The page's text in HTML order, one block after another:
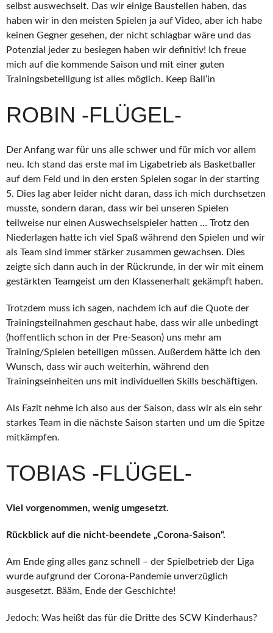
selbst auswechselt. Das wir einige Baustellen haben, das
haben wir in den meisten Spielen ja auf Video, aber ich habe
keinen Gegner gesehen, der nicht schlagbar wäre und das
Potenzial jeder zu besiegen haben wir definitiv! Ich freue
mich auf die kommende Saison und mit einer guten
Trainingsbeteiligung ist alles möglich. Keep Ball‘in
ROBIN -FLÜGEL-
Der Anfang war für uns alle schwer und für mich vor allem
neu. Ich stand das erste mal im Ligabetrieb als Basketballer
auf dem Feld und in den ersten Spielen sogar in der starting
5. Dies lag aber leider nicht daran, dass ich mich durchsetzen
musste, sondern daran, dass wir bei unseren Spielen
teilweise nur einen Auswechselspieler hatten … Trotz den
Niederlagen hatte ich viel Spaß während den Spielen und wir
als Team sind immer stärker zusammen gewachsen. Dies
zeigte sich dann auch in der Rückrunde, in der wir mit einem
gestärkten Teamgeist um den Klassenerhalt gekämpft haben.
Trotzdem muss ich sagen, nachdem ich auf die Quote der
Trainingsteilnahmen geschaut habe, dass wir alle unbedingt
(hoffentlich schon in der Pre-Season) uns mehr am
Training/Spielen beteiligen müssen. Außerdem hätte ich den
Wunsch, dass wir auch weiterhin, während den
Trainingseinheiten uns mit individuellen Skills beschäftigen.
Als Fazit nehme ich also aus der Saison, dass wir als ein sehr
starkes Team in die nächste Saison starten und um die Spitze
mitkämpfen.
TOBIAS -FLÜGEL-
Viel vorgenommen, wenig umgesetzt.
Rückblick auf die nicht-beendete „Corona-Saison“.
Am Ende ging alles ganz schnell – der Spielbetrieb der Liga
wurde aufgrund der Corona-Pandemie unverzüglich
ausgesetzt. Bääm, Ende der Geschichte!
Jedoch: Was heißt das für die Dritte des SCW Kinderhaus?